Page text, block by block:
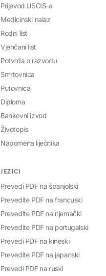
Prijevod USCIS-a
Medicinski nalaz
Rodni list
Vjenčani list
Potvrda o razvodu
Smrtovnica
Putovnica
Diploma
Bankovni izvod
Životopis
Napomena liječnika
JEZICI
Prevedi PDF na španjolski
Prevedite PDF na francuski
Prevedite PDF na njemački
Prevedite PDF na portugalski
Prevedi PDF na kineski
Prevedite PDF na japanski
Prevedi PDF na ruski